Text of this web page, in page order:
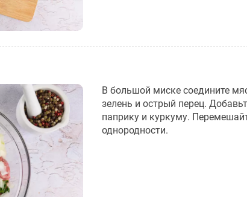
В большой миске соедините
зелень и острый перец.
паприку и куркуму.
однородности.